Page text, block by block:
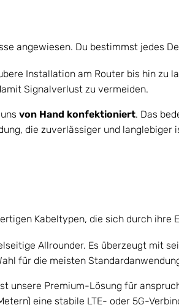
angewiesen. Du bestimmst jedes
Installation am Router bis hin
Signalverlust zu vermeiden.
von Hand konfektioniert. Das
die zuverlässiger und langlebiger
Kabeltypen, die sich durch ihre
Allrounder. Es überzeugt mit
für die meisten
unsere Premium-Lösung für
eine stabile LTE- oder 5G-